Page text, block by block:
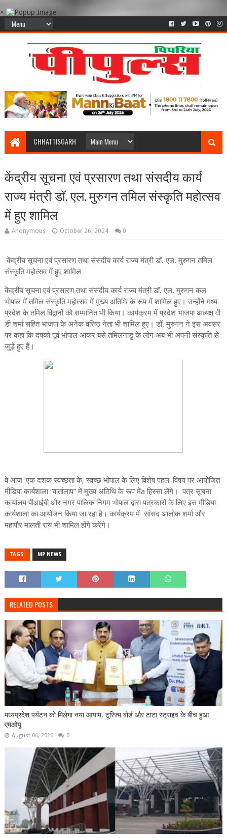
×
CHHATTISGARH
केंद्रीय सूचना एवं प्रसारण तथा संसदीय कार्य
राज्य मंत्री डॉ. एल. मुरुगन तमिल संस्कृति महोत्सव
में हुए शामिल
Anonymous October 26, 2024 0
केंद्रीय सूचना एवं प्रसारण तथा संसदीय कार्य राज्य मंत्री डॉ. एल. मुरुगन तमिल
संस्कृति महोत्सव में हुए शामिल
केंद्रीय सूचना एवं प्रसारण तथा संसदीय कार्य राज्य मंत्री डॉ. एल. मुरुगन कल
भोपाल में तमिल संस्कृति महोत्सव में मुख्य अतिथि के रूप में शामिल हुए। उन्होंने मध्य
प्रदेश के तमिल विद्वानों को सम्मानित भी किया। कार्यक्रम में प्रदेश भाजपा अध्यक्ष वी
डी शर्मा सहित भाजपा के अनेक वरिष्ठ नेता भी शामिल हुए। डॉ. मुरुगन ने इस अवसर
पर कहा कि दषकों पूर्व भोपाल आकर बसे तमिलनाडु के लोग अब भी अपनी संस्कृति से
जुड़े हुए हैं।
वे आज ‘एक दशक स्वच्छता के, स्वच्छ भोपाल के लिए विशेष पहल’ विषय पर आयोजित
मीडिया कार्यशाला “वार्तालाप” में मुख्य अतिथि के रूप मेंa हिस्सा लेंगे। पत्र सूचना
कार्यालय पीआईबी और नगर पालिक निगम भोपाल द्वारा पत्रकारों के लिए इस मीडिया
कार्यशाला का आयोजन किया जा रहा है। कार्यक्रम में सांसद आलोक शर्मा और
महापौर मालती राय भी शामिल होंगे करेंगे।
TAGS: MP NEWS
RELATED POSTS
मध्यप्रदेश पर्यटन को मिलेगा नया आयाम, टूरिज्म बोर्ड और टाटा स्ट्राइव के बीच हुआ
एमओयू
August 06, 2026 0